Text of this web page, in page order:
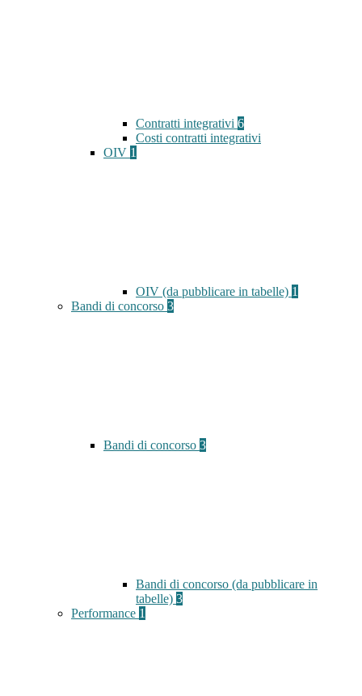
Contratti integrativi 6
Costi contratti integrativi
OIV 1
OIV (da pubblicare in tabelle) 1
Bandi di concorso 3
Bandi di concorso 3
Bandi di concorso (da pubblicare in
tabelle) 3
Performance 1